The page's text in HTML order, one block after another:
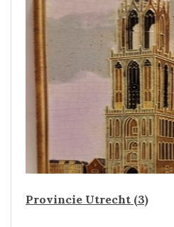
Provincie Utrecht (3)